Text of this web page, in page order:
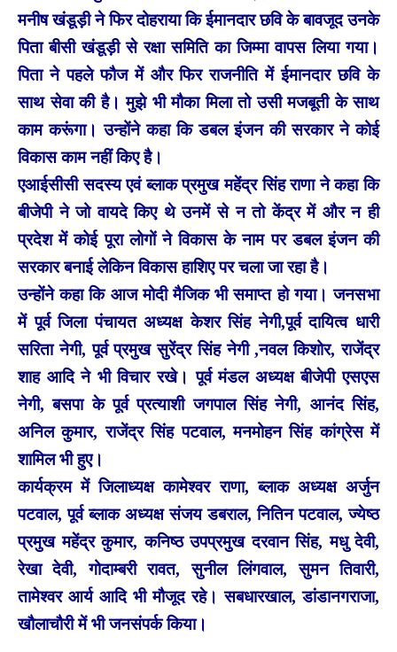
मनीष खंडूड़ी ने फिर दोहराया कि ईमानदार छवि के बावजूद उनके
पिता बीसी खंडूड़ी से रक्षा समिति का जिम्मा वापस लिया गया।
पिता ने पहले फौज में और फिर राजनीति में ईमानदार छवि के
साथ सेवा की है। मुझे भी मौका मिला तो उसी मजबूती के साथ
काम करूंगा। उन्होंने कहा कि डबल इंजन की सरकार ने कोई
विकास काम नहीं किए है।
एआईसीसी सदस्य एवं ब्लाक प्रमुख महेंद्र सिंह राणा ने कहा कि
बीजेपी ने जो वायदे किए थे उनमें से न तो केंद्र में और न ही
प्रदेश में कोई पूरा लोगों ने विकास के नाम पर डबल इंजन की
सरकार बनाई लेकिन विकास हाशिए पर चला जा रहा है।
उन्होंने कहा कि आज मोदी मैजिक भी समाप्त हो गया। जनसभा
में पूर्व जिला पंचायत अध्यक्ष केशर सिंह नेगी,पूर्व दायित्व धारी
सरिता नेगी, पूर्व प्रमुख सुरेंद्र सिंह नेगी ,नवल किशोर, राजेंद्र
शाह आदि ने भी विचार रखे। पूर्व मंडल अध्यक्ष बीजेपी एसएस
नेगी, बसपा के पूर्व प्रत्याशी जगपाल सिंह नेगी, आनंद सिंह,
अनिल कुमार, राजेंद्र सिंह पटवाल, मनमोहन सिंह कांग्रेस में
शामिल भी हुए।
कार्यक्रम में जिलाध्यक्ष कामेश्वर राणा, ब्लाक अध्यक्ष अर्जुन
पटवाल, पूर्व ब्लाक अध्यक्ष संजय डबराल, नितिन पटवाल, ज्येष्ठ
प्रमुख महेंद्र कुमार, कनिष्ठ उपप्रमुख दरवान सिंह, मधु देवी,
रेखा देवी, गोदाम्बरी रावत, सुनील लिंगवाल, सुमन तिवारी,
तामेश्वर आर्य आदि भी मौजूद रहे। सबधारखाल, डांडानगराजा,
खौलाचौरी में भी जनसंपर्क किया।